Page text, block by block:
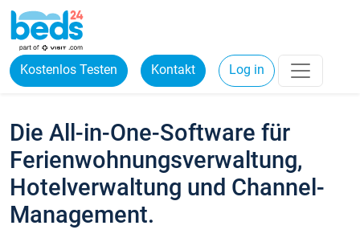
Kostenlos Testen Kontakt Log in
Die All-in-One-Software für
Ferienwohnungsverwaltung,
Hotelverwaltung und Channel-
Management.